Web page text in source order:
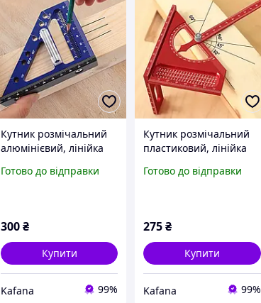
Кутник розмічальний
алюмінієвий, лінійка
45/90 градусів синьо-
Готово до відправки
300₴
Купити
Kafana 99%
Кутник розмічальний
пластиковий, лінійка
180 градусів червоний
Готово до відправки
275₴
Купити
Kafana 99%